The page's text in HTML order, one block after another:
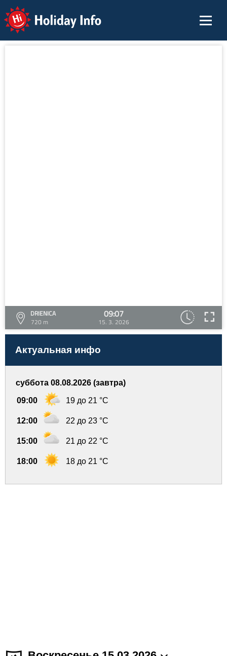
Holiday Info
DRIENICA
720 m
09:07
15. 3. 2026
Актуальная инфо
суббота 08.08.2026 (завтра)
09:00 19 до 21 °C
12:00 22 до 23 °C
15:00 21 до 22 °C
18:00 18 до 21 °C